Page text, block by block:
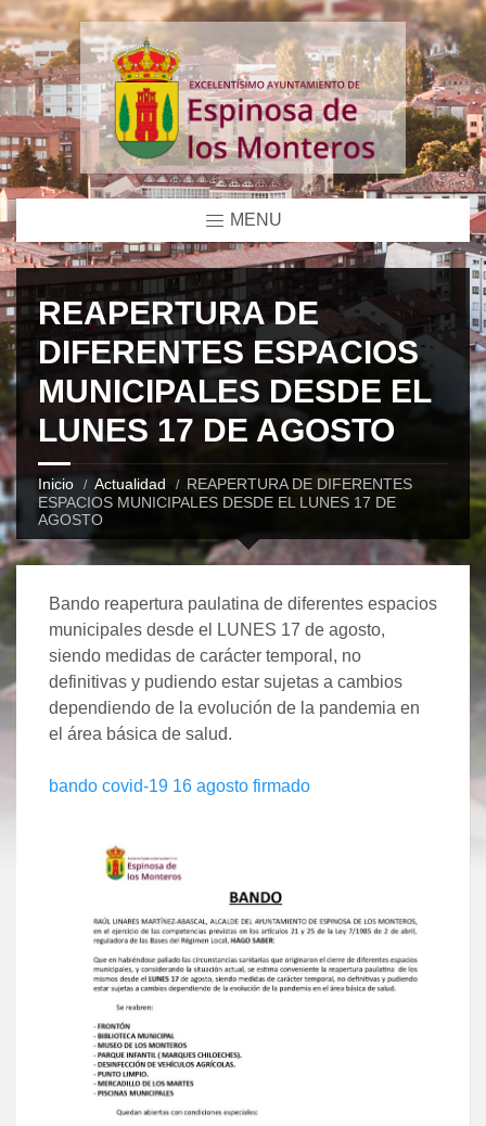
MENU
REAPERTURA DE
DIFERENTES ESPACIOS
MUNICIPALES DESDE EL
LUNES 17 DE AGOSTO
Inicio Actualidad
REAPERTURA DE DIFERENTES
ESPACIOS MUNICIPALES DESDE EL LUNES 17 DE
AGOSTO
Bando reapertura paulatina de diferentes espacios
municipales desde el LUNES 17 de agosto,
siendo medidas de carácter temporal, no
definitivas y pudiendo estar sujetas a cambios
dependiendo de la evolución de la pandemia en
el área básica de salud.
bando covid-19 16 agosto firmado